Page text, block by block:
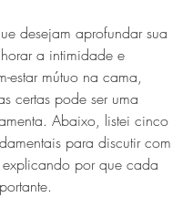
desejam aprofundar sua
a intimidade e
estar mútuo na cama,
certas pode ser uma
Abaixo, listei cinco
para discutir com
por que cada